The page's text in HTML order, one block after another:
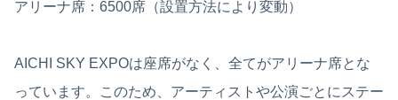
アリーナ席：6500席（設置方法により変動）
AICHI SKY EXPOは座席がなく、全てがアリーナ席とな
っています。このため、アーティストや公演ごとにステー